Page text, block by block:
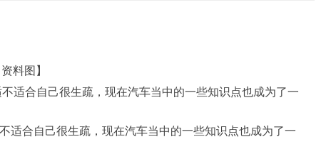
资料图】
适合自己很生疏，现在汽车当中的一些知识点也成为了一
适合自己很生疏，现在汽车当中的一些知识点也成为了一